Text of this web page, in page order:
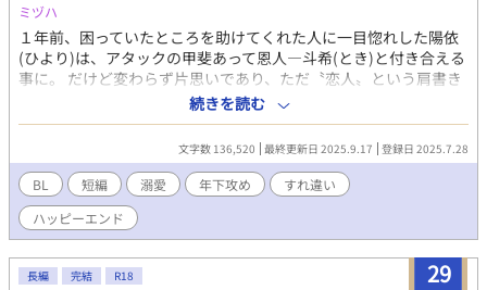
ミヅハ
１年前、困っていたところを助けてくれた人に一目惚れした陽依
(ひより)は、アタックの甲斐あって恩人―斗希(とき)と付き合える
事に。 だけど変わらず片思いであり、ただ〝恋人〟という肩書き
があるだけの関係を最初は受け入れていた陽依だったが、１年経
っても変わらない事にそろそろ先を考えるべきかと思い悩む。 そ
の矢先にとある光景を目撃した陽依は、このまま付き合っていく
べきではないと覚悟を決めて別れとも取れるメッセージを送った
のだが、斗希が訪れ⋯。 イケメンクールな年下溺愛攻×健気な年
上受 ※印は性的描写あり
続きを読む
文字数 136,520 最終更新日 2025.9.17 登録日 2025.7.28
BL 短編 溺愛 年下攻め
すれ違い
ハッピーエンド
29
長編 完結 R18